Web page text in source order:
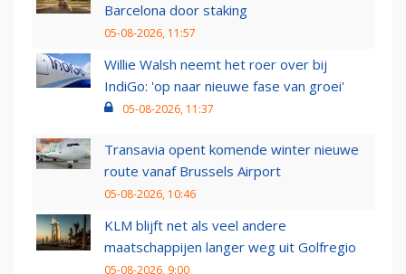
Barcelona door staking
05-08-2026, 11:57
Willie Walsh neemt het roer over bij
IndiGo: 'op naar nieuwe fase van groei'
05-08-2026, 11:37
Transavia opent komende winter nieuwe
route vanaf Brussels Airport
05-08-2026, 10:46
KLM blijft net als veel andere
maatschappijen langer weg uit Golfregio
05-08-2026, 9:00